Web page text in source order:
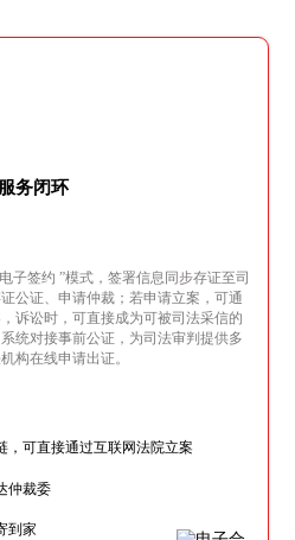
务闭环
子签约 ”模式，签署信息同步存证至司
公证、申请仲裁；若申请立案，可通
诉讼时，可直接成为可被司法采信的
统对接事前公证，为司法审判提供多
构在线申请出证。
，可直接通过互联网法院立案
仲裁委
到家